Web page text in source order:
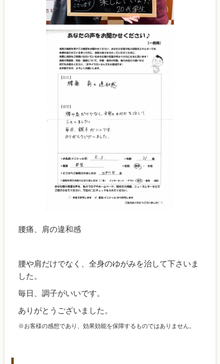
腰痛、肩の違和感
腰や肩だけでなく、全身のゆがみを治して下さいま
した。
毎日、調子がいいです。
ありがとうございました。
※お客様の感想であり、効果効能を保障するものではありません。